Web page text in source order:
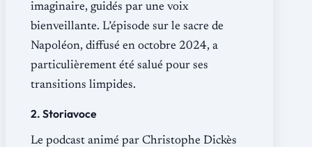
imaginaire, guidés par une voix
bienveillante. L’épisode sur le sacre de
Napoléon, diffusé en octobre 2024, a
particulièrement été salué pour ses
transitions limpides.
2. Storiavoce
Le podcast animé par Christophe Dickès